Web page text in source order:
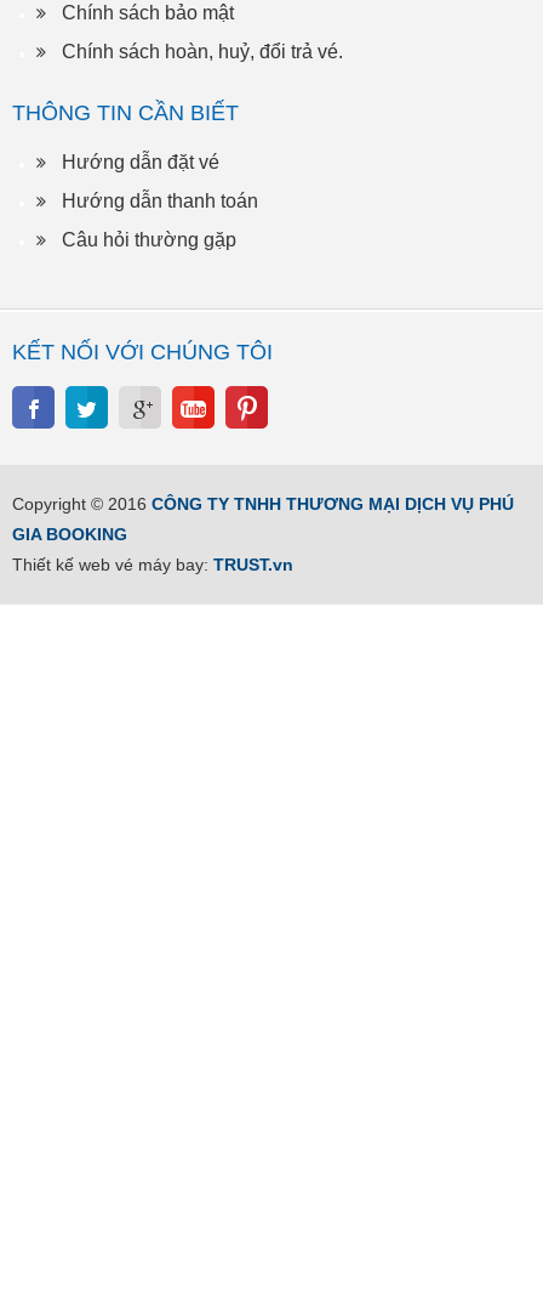
Chính sách bảo mật
Chính sách hoàn, huỷ, đổi trả vé.
THÔNG TIN CẦN BIẾT
Hướng dẫn đặt vé
Hướng dẫn thanh toán
Câu hỏi thường gặp
KẾT NỐI VỚI CHÚNG TÔI
Copyright © 2016 CÔNG TY TNHH THƯƠNG MẠI DỊCH VỤ PHÚ
GIA BOOKING
Thiết kế web vé máy bay: TRUST.vn